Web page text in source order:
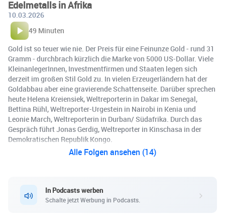
Edelmetalls in Afrika
10.03.2026
49 Minuten
Gold ist so teuer wie nie. Der Preis für eine Feinunze Gold - rund 31
Gramm - durchbrach kürzlich die Marke von 5000 US-Dollar. Viele
KleinanlegerInnen, Investmentfirmen und Staaten legen sich
derzeit im großen Stil Gold zu. In vielen Erzeugerländern hat der
Goldabbau aber eine gravierende Schattenseite. Darüber sprechen
heute Helena Kreiensiek, Weltreporterin in Dakar im Senegal,
Bettina Rühl, Weltreporter-Urgestein in Nairobi in Kenia und
Leonie March, Weltreporterin in Durban/ Südafrika. Durch das
Gespräch führt Jonas Gerdig, Weltreporter in Kinschasa in der
Demokratischen Republik Kongo.
Alle Folgen ansehen (14)
In Podcasts werben
Schalte jetzt Werbung in Podcasts.